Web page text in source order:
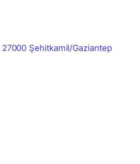
27000 Şehitkamil/Gaziantep